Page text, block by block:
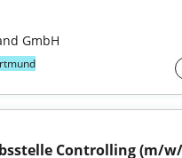
GmbH
Controlling (m/